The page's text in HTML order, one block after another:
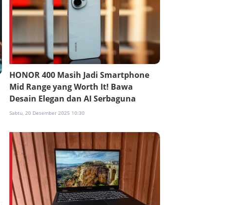
HONOR 400 Masih Jadi Smartphone
Mid Range yang Worth It! Bawa
Desain Elegan dan AI Serbaguna
Sabtu, 20 Desember 2025 10:30